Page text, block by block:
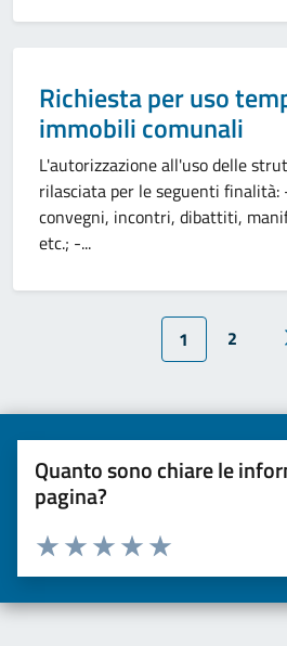
Categoria:
Richiesta per uso
immobili comunali
L'autorizzazione all'uso delle
rilasciata per le seguenti finalità:
convegni, incontri, dibattiti,
etc.; -...
1 2
Quanto sono chiare le
pagina?
Valuta da 1 a 5 stelle la pagina
Valuta 5 stelle su 5
Valuta 4 stelle su 5
Valuta 3 stelle su 5
Valuta 2 stelle su 5
Valuta una stella su 5